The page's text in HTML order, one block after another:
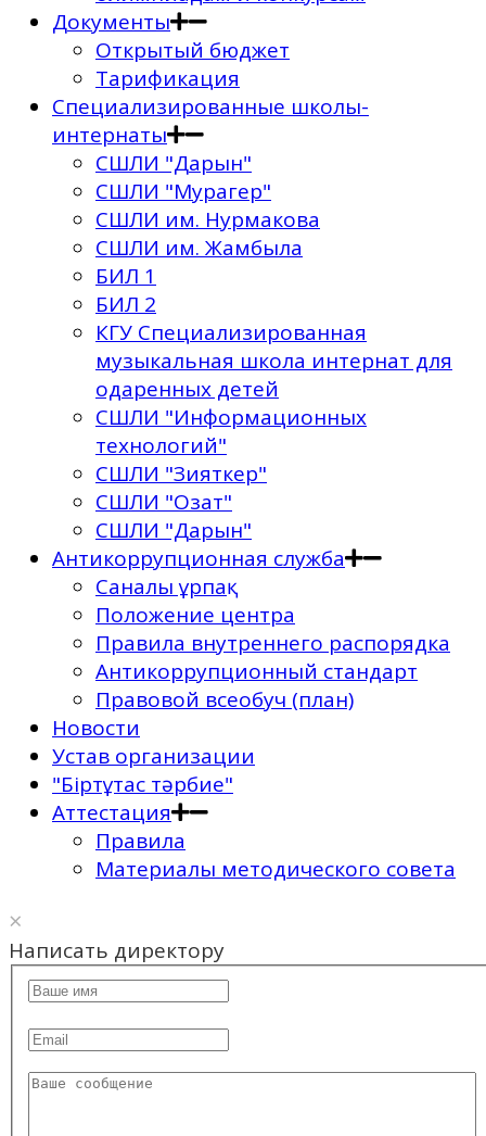
Документы
Открытый бюджет
Тарификация
Специализированные школы-
интернаты
СШЛИ "Дарын"
СШЛИ "Мурагер"
СШЛИ им. Нурмакова
СШЛИ им. Жамбыла
БИЛ 1
БИЛ 2
КГУ Специализированная
музыкальная школа интернат для
одаренных детей
СШЛИ "Информационных
технологий"
СШЛИ "Зияткер"
СШЛИ "Озат"
СШЛИ "Дарын"
Антикоррупционная служба
Саналы ұрпақ
Положение центра
Правила внутреннего распорядка
Антикоррупционный стандарт
Правовой всеобуч (план)
Новости
Устав организации
"Біртұтас тәрбие"
Аттестация
Правила
Материалы методического совета
×
Написать директору